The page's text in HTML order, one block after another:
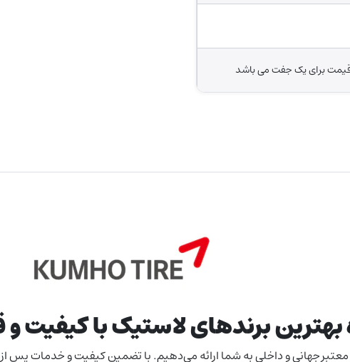
برای یک جفت می باشد
بهترین برندهای لاستیک با
معتبر جهانی و داخلی به شما ارائه می‌دهیم. با تضمین کیفیت و خدمات